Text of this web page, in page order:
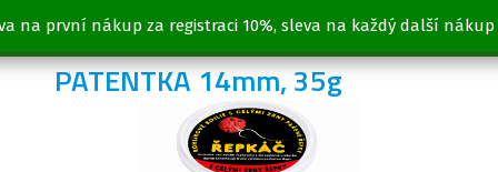
na první nákup za registraci 10%, sleva na každý další nákup
ROHLÍKOVÉ BOILIES
PATENTKA 14mm, 35g